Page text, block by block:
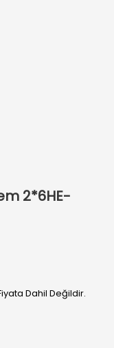
2*6HE-
Dahil Değildir.